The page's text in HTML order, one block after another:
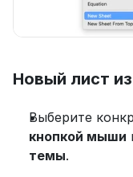
Новый лист
Выберите
кнопкой мыши
темы.